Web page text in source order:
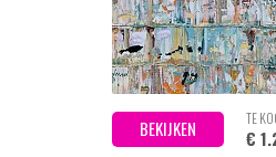
BEKIJKEN TE
€